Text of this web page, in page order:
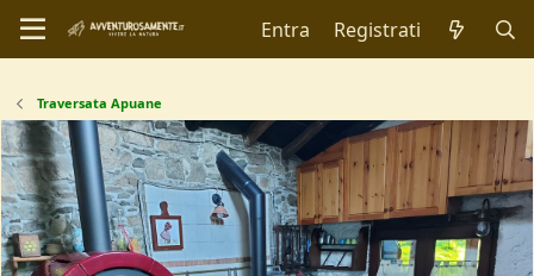
Entra Registrati
Traversata Apuane